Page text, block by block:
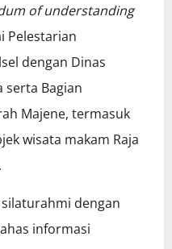
of understanding
Pelestarian
dengan Dinas
serta Bagian
Majene, termasuk
wisata makam Raja
dengan
informasi